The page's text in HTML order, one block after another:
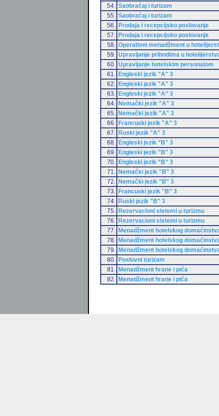
54.
Saobraćaj i turizam
55.
Saobraćaj i turizam
56.
Prodaja i recepcijsko poslovanje
57.
Prodaja i recepcijsko poslovanje
58.
Operativni menadžment u
59.
Upravljanje prihodima u
60.
Upravljanje hotelskim personalom
61.
Engleski jezik "A" 3
62.
Engleski jezik "A" 3
63.
Engleski jezik "A" 3
64.
Nemački jezik "A" 3
65.
Nemački jezik "A" 3
66.
Francuski jezik "A" 3
67.
Ruski jezik "A" 3
68.
Engleski jezik "B" 3
69.
Engleski jezik "B" 3
70.
Engleski jezik "B" 3
71.
Nemački jezik "B" 3
72.
Nemački jezik "B" 3
73.
Francuski jezik "B" 3
74.
Ruski jezik "B" 3
75.
Rezervacioni sistemi u turizmu
76.
Rezervacioni sistemi u turizmu
77.
Menadžment hotelskog
78.
Menadžment hotelskog
79.
Menadžment hotelskog
80.
Poslovni turizam
81.
Menadžment hrane i pića
82.
Menadžment hrane i pića